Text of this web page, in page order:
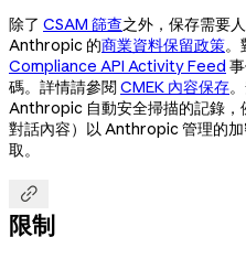
除了 CSAM 篩查之外，保存需要
Anthropic 的商業資料保留政策。
Compliance API Activity Feed
碼。詳情請參閱CMEK 內容保存
Anthropic 自動安全掃描的記錄，
對話內容）以 Anthropic 管理的
取。

限制